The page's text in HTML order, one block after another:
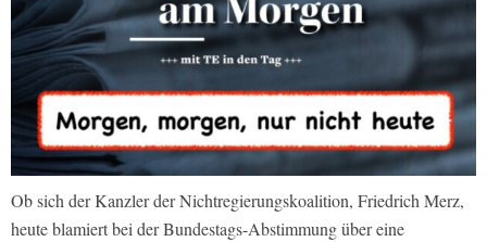
Ob sich der Kanzler der Nichtregierungskoalition, Friedrich Merz,
heute blamiert bei der Bundestags-Abstimmung über eine